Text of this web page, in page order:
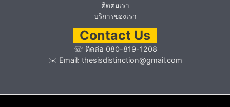
ติดต่อเรา
บริการของเรา
Contact Us
☏ ติดต่อ 080-819-1208
✉️ Email: thesisdistinction@gmail.com